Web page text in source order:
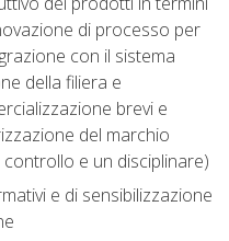
di processo per
con il sistema
della filiera e
brevi e
del marchio
e un disciplinare)
e di sensibilizzazione